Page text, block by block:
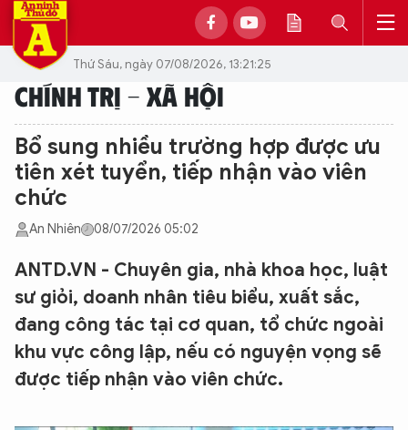
Thứ Sáu, ngày 07/08/2026, 13:21:25
CHÍNH TRỊ - XÃ HỘI
Bổ sung nhiều trường hợp được ưu
tiên xét tuyển, tiếp nhận vào viên
chức
An Nhiên 08/07/2026 05:02
ANTD.VN - Chuyên gia, nhà khoa học, luật
sư giỏi, doanh nhân tiêu biểu, xuất sắc,
đang công tác tại cơ quan, tổ chức ngoài
khu vực công lập, nếu có nguyện vọng sẽ
được tiếp nhận vào viên chức.